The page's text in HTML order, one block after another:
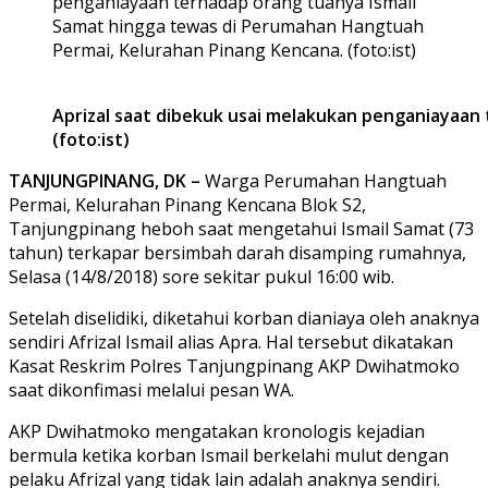
Samat hingga tewas di Perumahan Hangtuah
Permai, Kelurahan Pinang Kencana. (foto:ist)
Aprizal saat dibekuk usai melakukan
(foto:ist)
TANJUNGPINANG, DK – Warga Perumahan Hangtuah
Permai, Kelurahan Pinang Kencana Blok S2,
Tanjungpinang heboh saat mengetahui Ismail Samat (73
tahun) terkapar bersimbah darah disamping rumahnya,
Selasa (14/8/2018) sore sekitar pukul 16:00 wib.
Setelah diselidiki, diketahui korban dianiaya oleh anaknya
sendiri Afrizal Ismail alias Apra. Hal tersebut dikatakan
Kasat Reskrim Polres Tanjungpinang AKP Dwihatmoko
saat dikonfimasi melalui pesan WA.
AKP Dwihatmoko mengatakan kronologis kejadian
bermula ketika korban Ismail berkelahi mulut dengan
pelaku Afrizal yang tidak lain adalah anaknya sendiri.